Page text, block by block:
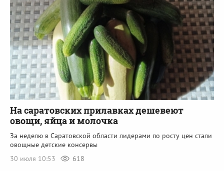
На саратовских прилавках дешевеют
овощи, яйца и молочка
За неделю в Саратовской области лидерами по росту цен стали
овощные детские консервы
30 июля 10:53
618